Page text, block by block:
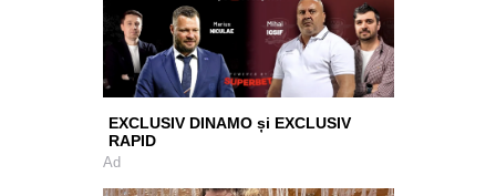
EXCLUSIV DINAMO și EXCLUSIV
RAPID
Ad